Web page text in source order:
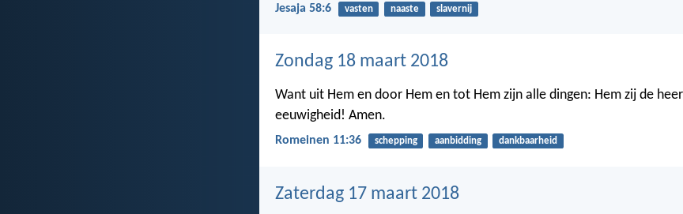
Jesaja 58:6 vasten naaste slavernij
Zondag 18 maart 2018
Want uit Hem en door Hem en tot Hem zijn alle dingen: Hem zij de
eeuwigheid! Amen.
Romeinen 11:36 schepping aanbidding dankbaarheid
Zaterdag 17 maart 2018